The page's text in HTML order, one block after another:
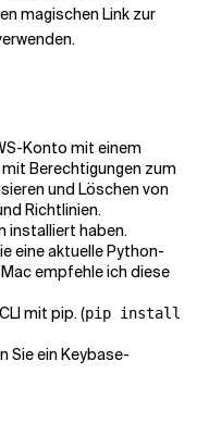
magischen Link zur
Konto mit einem
Berechtigungen zum
und Löschen von
Richtlinien.
installiert haben.
eine aktuelle Python-
empfehle ich diese
mit pip. (pip install
Sie ein Keybase-